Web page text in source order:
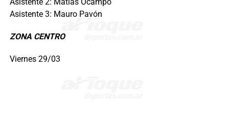
Asistente 2: Matías Ocampo
Asistente 3: Mauro Pavón
ZONA CENTRO
Viernes 29/03